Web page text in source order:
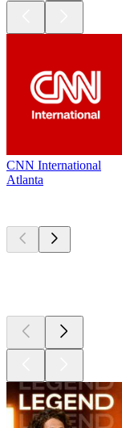
CNN International
Atlanta